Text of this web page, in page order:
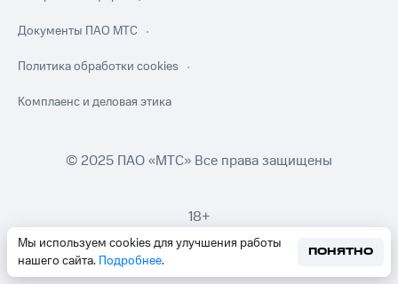
Мы используем cookies для улучшения работы
нашего сайта. Подробнее.
ПОНЯТНО
Документы ПАО МТС
Политика обработки cookies
Комплаенс и деловая этика
© 2025 ПАО «МТС» Все права защищены
18+